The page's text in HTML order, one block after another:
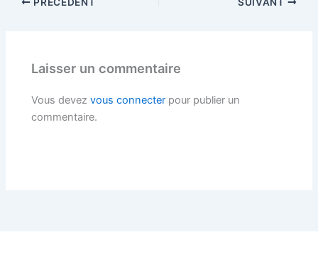
Laisser un commentaire
Vous devezvous connecter pour publier un
commentaire.